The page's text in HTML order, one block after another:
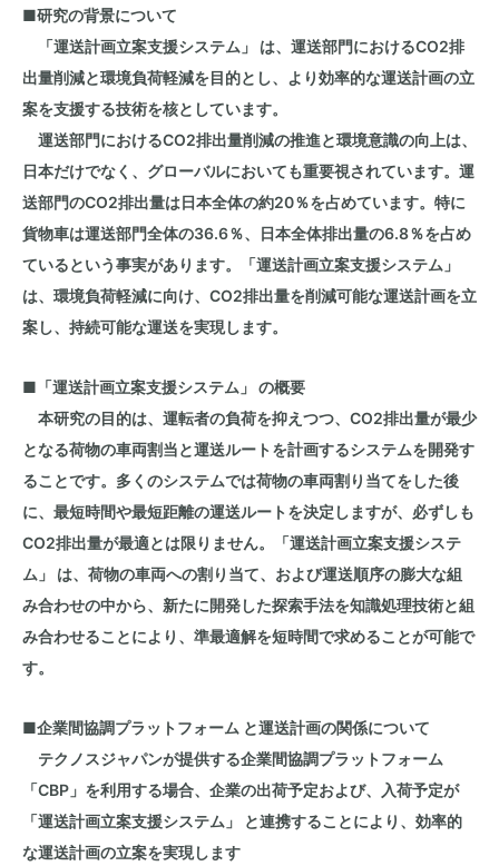
■研究の背景について
「運送計画立案支援システム」 は、運送部門におけるCO2排
出量削減と環境負荷軽減を目的とし、より効率的な運送計画の立
案を支援する技術を核としています。
運送部門におけるCO2排出量削減の推進と環境意識の向上は、
日本だけでなく、グローバルにおいても重要視されています。運
送部門のCO2排出量は日本全体の約20％を占めています。特に
貨物車は運送部門全体の36.6％、日本全体排出量の6.8％を占め
ているという事実があります。「運送計画立案支援システム」
は、環境負荷軽減に向け、 CO2排出量を削減可能な運送計画を立
案し、持続可能な運送を実現します。
■ 「運送計画立案支援システム」 の概要
本研究の目的は、運転者の負荷を抑えつつ、 CO2排出量が最少
となる荷物の車両割当と運送ルートを計画するシステムを開発す
ることです。多くのシステムでは荷物の車両割り当てをした後
に、最短時間や最短距離の運送ルートを決定しますが、必ずしも
CO2排出量が最適とは限りません。「運送計画立案支援システ
ム」 は、荷物の車両への割り当て、および運送順序の膨大な組
み合わせの中から、新たに開発した探索手法を知識処理技術と組
み合わせることにより 、準最適解を短時間で求めることが可能で
す。
■企業間協調プラットフォーム と運送計画の関係について
テクノスジャパンが提供する企業間協調プラットフォーム
「CBP」を利用する場合、企業の出荷予定および、入荷予定が
「運送計画立案支援システム」 と連携することにより、効率的
な運送計画の立案を実現します